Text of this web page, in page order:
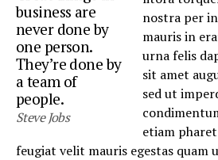
business are
never done by
one person.
They’re done by
a team of
people.
Steve Jobs
nostra per
mauris in
urna felis
sit amet
sed ut
etiam
feugiat velit mauris egestas quam